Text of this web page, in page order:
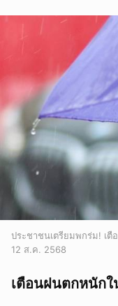
ประชาชนเตรียมพกร่ม! เ
12 ส.ค. 2568
เตือนฝนตกหนัก